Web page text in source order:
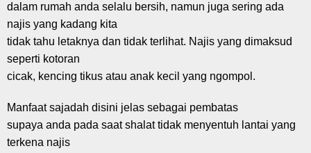
dalam rumah anda selalu bersih, namun juga sering ada
najis yang kadang kita
tidak tahu letaknya dan tidak terlihat. Najis yang dimaksud
seperti kotoran
cicak, kencing tikus atau anak kecil yang ngompol.
Manfaat sajadah disini jelas sebagai pembatas
supaya anda pada saat shalat tidak menyentuh lantai yang
terkena najis